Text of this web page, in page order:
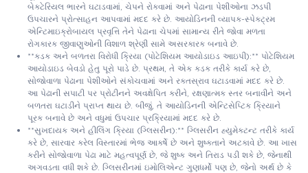
બેક્ટેરિયલ ભારને ઘટાડવામાં, ચેપને રોકવામાં અને પેઢાના પેશીઓના ઝડપી
ઉપચારને પ્રોત્સાહન આપવામાં મદદ કરે છે. આયોડિનની વ્યાપક-સ્પેક્ટ્રમ
એન્ટિમાઇક્રોબાયલ પ્રવૃત્તિ તેને પેઢાના ચેપમાં સામાન્ય રીતે જોવા મળતા
રોગકારક જીવાણુઓની વિશાળ શ્રેણી સામે અસરકારક બનાવે છે.
**કડક અને બળતરા વિરોધી ક્રિયા (પોટેશિયમ આયોડાઇડ આઇપી):** પોટેશિયમ
આયોડાઇડ બેવડો હેતુ પૂરો પાડે છે. પ્રથમ, તે એક કડક તરીકે કાર્ય કરે છે,
સોજોવાળા પેઢાના પેશીઓને સંકોચવામાં અને રક્તસ્રાવ ઘટાડવામાં મદદ કરે છે.
આ પેઢાની સપાટી પર પ્રોટીનને અવક્ષેપિત કરીને, રક્ષણાત્મક સ્તર બનાવીને અને
બળતરા ઘટાડીને પ્રાપ્ત થાય છે. બીજું, તે આયોડિનની એન્ટિસેપ્ટિક ક્રિયાને
પૂરક બનાવે છે અને વધુમાં ઉપચાર પ્રક્રિયામાં મદદ કરે છે.
**સુખદાયક અને હીલિંગ ક્રિયા (ગ્લિસરીન):** ગ્લિસરીન હ્યુમેક્ટન્ટ તરીકે કાર્ય
કરે છે, સારવાર કરેલ વિસ્તારમાં ભેજ આકર્ષે છે અને શુષ્કતાને અટકાવે છે. આ ખાસ
કરીને સોજોવાળા પેઢા માટે મહત્વપૂર્ણ છે, જે શુષ્ક અને તિરાડ પડી શકે છે, જેનાથી
અગવડતા વધી શકે છે. ગ્લિસરીનમાં ઇમોલિએન્ટ ગુણધર્મો પણ છે, જેનો અર્થ છે કે